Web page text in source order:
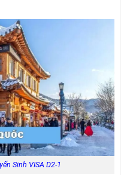
Sinh VISA D2-1